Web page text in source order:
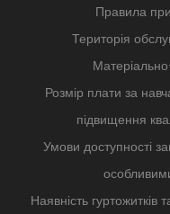
Правила
Територія
Розмір плати за
підвищення
Умови доступності
Наявність гуртожитків